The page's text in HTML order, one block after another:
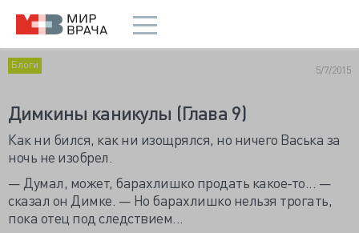
Блоги 5/7/2015
Димкины каникулы (Глава 9)
Как ни бился, как ни изощрялся, но ничего Васька за
ночь не изобрел.
— Думал, может, барахлишко продать какое-то... —
сказал он Димке. — Но барахлишко нельзя трогать,
пока отец под следствием...